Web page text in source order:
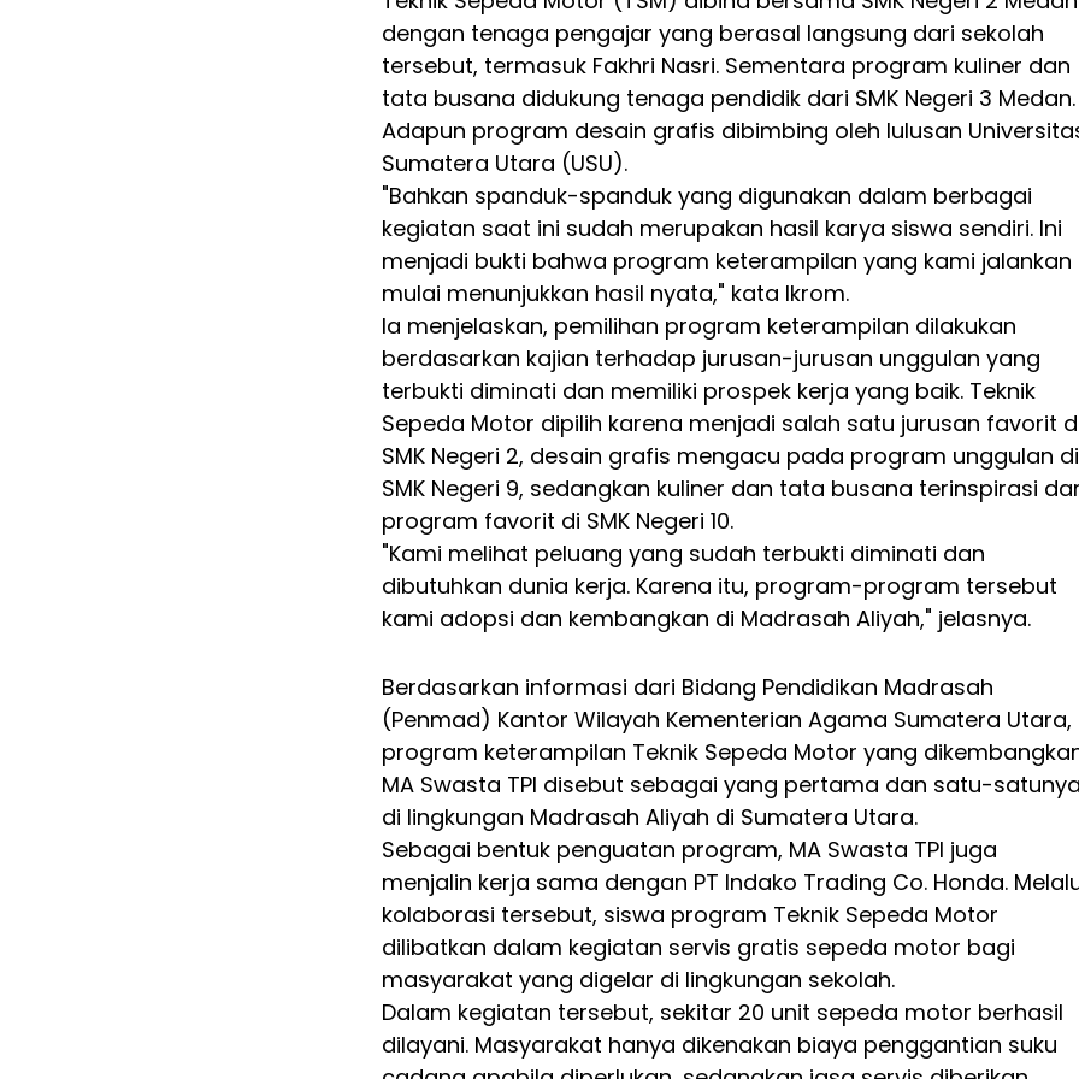
dengan tenaga pengajar yang berasal langsung dari sekolah
tersebut, termasuk Fakhri Nasri. Sementara program kuliner dan
tata busana didukung tenaga pendidik dari SMK Negeri 3 Medan.
Adapun program desain grafis dibimbing oleh lulusan
Sumatera Utara (USU).
"Bahkan spanduk-spanduk yang digunakan dalam berbagai
kegiatan saat ini sudah merupakan hasil karya siswa sendiri. Ini
menjadi bukti bahwa program keterampilan yang kami jalankan
mulai menunjukkan hasil nyata," kata Ikrom.
Ia menjelaskan, pemilihan program keterampilan dilakukan
berdasarkan kajian terhadap jurusan-jurusan unggulan yang
terbukti diminati dan memiliki prospek kerja yang baik. Teknik
Sepeda Motor dipilih karena menjadi salah satu jurusan favorit
SMK Negeri 2, desain grafis mengacu pada program unggulan di
SMK Negeri 9, sedangkan kuliner dan tata busana terinspirasi
program favorit di SMK Negeri 10.
"Kami melihat peluang yang sudah terbukti diminati dan
dibutuhkan dunia kerja. Karena itu, program-program tersebut
kami adopsi dan kembangkan di Madrasah Aliyah," jelasnya.
Berdasarkan informasi dari Bidang Pendidikan Madrasah
(Penmad) Kantor Wilayah Kementerian Agama Sumatera Utara,
program keterampilan Teknik Sepeda Motor yang
MA Swasta TPI disebut sebagai yang pertama dan satu-satunya
di lingkungan Madrasah Aliyah di Sumatera Utara.
Sebagai bentuk penguatan program, MA Swasta TPI juga
menjalin kerja sama dengan PT Indako Trading Co. Honda.
kolaborasi tersebut, siswa program Teknik Sepeda Motor
dilibatkan dalam kegiatan servis gratis sepeda motor bagi
masyarakat yang digelar di lingkungan sekolah.
Dalam kegiatan tersebut, sekitar 20 unit sepeda motor berhasil
dilayani. Masyarakat hanya dikenakan biaya penggantian suku